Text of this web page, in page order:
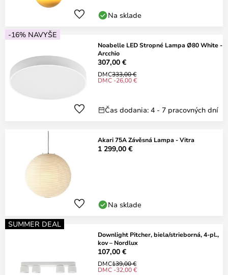
Na sklade
-16% NAVYŠE
Noabelle LED Stropné Lampa Ø80 White -
Arcchio
307,00 €
DMC333,00 €
DMC -26,00 €
Čas dodania: 4 - 7 pracovných dní
Akari 75A Závěsná Lampa - Vitra
1 299,00 €
Na sklade
SUMMER DEAL
Downlight Pitcher, biela/strieborná, 4-pl.,
kov – Nordlux
107,00 €
DMC139,00 €
DMC -32,00 €